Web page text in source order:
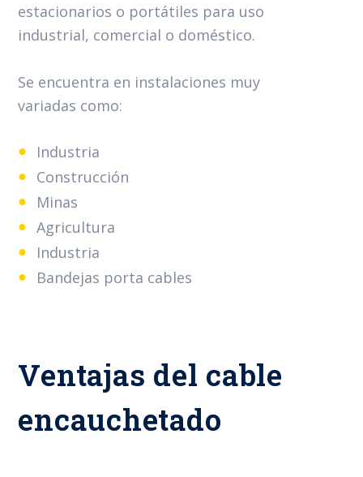
estacionarios o portátiles para uso
industrial, comercial o doméstico.
Se encuentra en instalaciones muy
variadas como:
Industria
Construcción
Minas
Agricultura
Industria
Bandejas porta cables
Ventajas del cable
encauchetado